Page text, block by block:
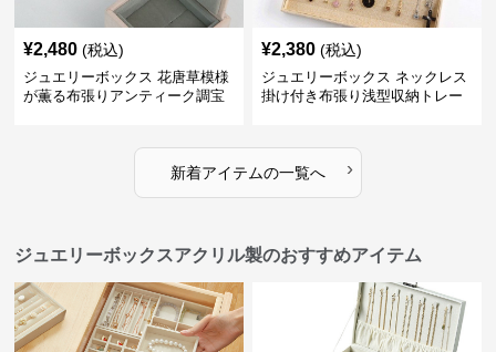
¥2,480 (税込)
ジュエリーボックス 花唐草模様
が薫る布張りアンティーク調宝
¥2,380 (税込)
ジュエリーボックス ネックレス
掛け付き布張り浅型収納トレー
新着アイテムの一覧へ ›
ジュエリーボックスアクリル製のおすすめアイテム